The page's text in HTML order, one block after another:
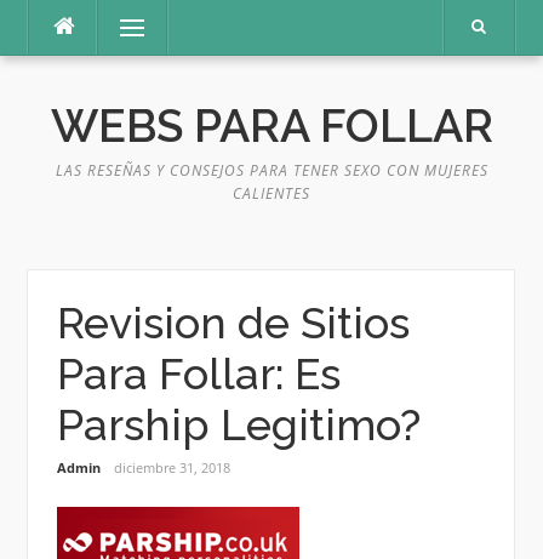
contenido
Menú
WEBS PARA FOLLAR
LAS RESEÑAS Y CONSEJOS PARA TENER SEXO CON MUJERES
CALIENTES
Revision de Sitios
Para Follar: Es
Parship Legitimo?
Admin diciembre 31, 2018